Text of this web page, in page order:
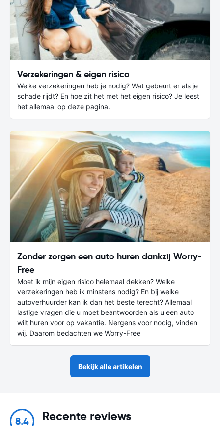
Verzekeringen & eigen risico
Welke verzekeringen heb je nodig? Wat gebeurt er als je
schade rijdt? En hoe zit het met het eigen risico? Je leest
het allemaal op deze pagina.
Zonder zorgen een auto huren dankzij Worry-
Free
Moet ik mijn eigen risico helemaal dekken? Welke
verzekeringen heb ik minstens nodig? En bij welke
autoverhuurder kan ik dan het beste terecht? Allemaal
lastige vragen die u moet beantwoorden als u een auto
wilt huren voor op vakantie. Nergens voor nodig, vinden
wij. Daarom bedachten we Worry-Free
Bekijk alle artikelen
8.4 Recente reviews